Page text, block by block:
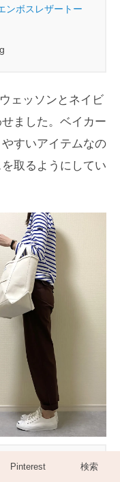
ンボスレザートー
ェッソンとネイビ
ました。ベイカー
すいアイテムなの
取るようにしてい
ッソン・ボーダー
Pinterest 検索